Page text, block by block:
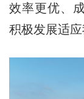
效率更优、
积极发展适应